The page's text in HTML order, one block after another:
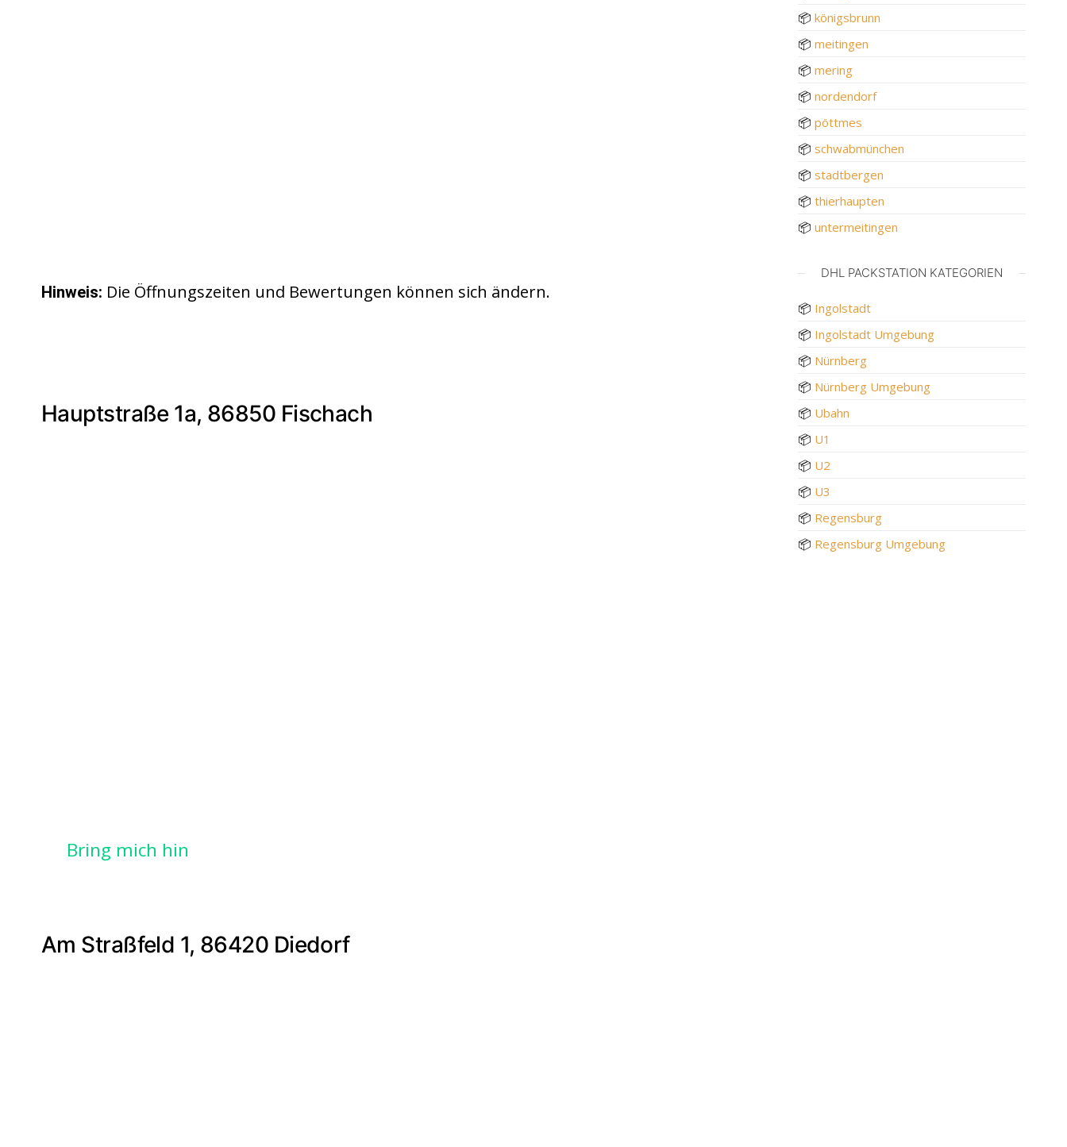
Hinweis: Die Öffnungszeiten und Bewertungen können sich ändern.
Hauptstraße 1a, 86850 Fischach
Bring mich hin
Am Straßfeld 1, 86420 Diedorf
📦 königsbrunn
📦 meitingen
📦 mering
📦 nordendorf
📦 pöttmes
📦 schwabmünchen
📦 stadtbergen
📦 thierhaupten
📦 untermeitingen
DHL PACKSTATION KATEGORIEN
📦 Ingolstadt
📦 Ingolstadt Umgebung
📦 Nürnberg
📦 Nürnberg Umgebung
📦 Ubahn
📦 U1
📦 U2
📦 U3
📦 Regensburg
📦 Regensburg Umgebung